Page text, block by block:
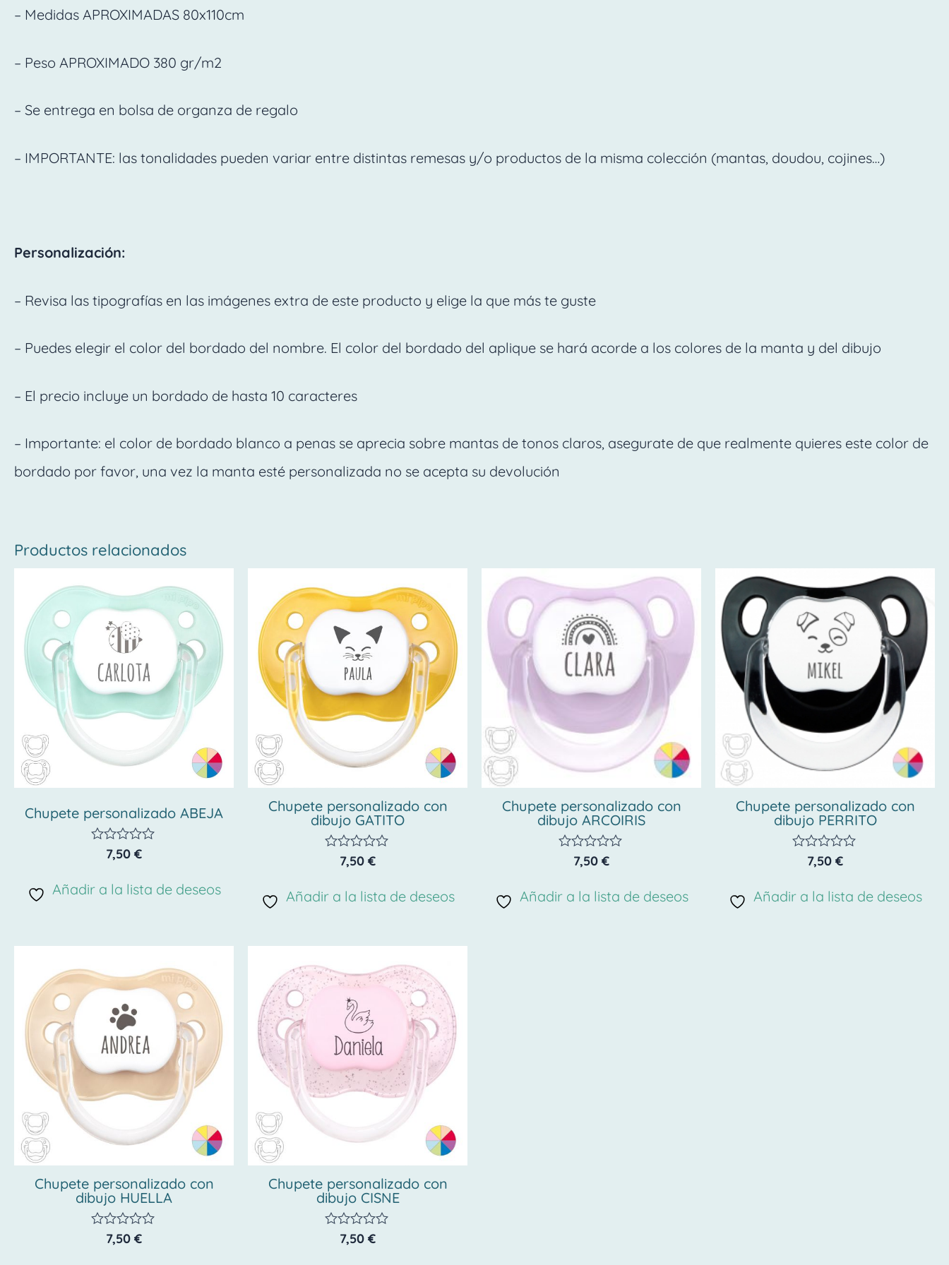
– Medidas APROXIMADAS 80x110cm
– Peso APROXIMADO 380 gr/m2
– Se entrega en bolsa de organza de regalo
– IMPORTANTE: las tonalidades pueden variar entre distintas remesas y/o productos de la misma colección (mantas, doudou, cojines…)
Personalización:
– Revisa las tipografías en las imágenes extra de este producto y elige la que más te guste
– Puedes elegir el color del bordado del nombre. El color del bordado del aplique se hará acorde a los colores de la manta y del dibujo
– El precio incluye un bordado de hasta 10 caracteres
– Importante: el color de bordado blanco a penas se aprecia sobre mantas de tonos claros, asegurate de que realmente quieres este color de
bordado por favor, una vez la manta esté personalizada no se acepta su devolución
Productos relacionados
Chupete personalizado ABEJA
Valorado
de
7,50 €
Añadir a la lista de deseos
Chupete personalizado con
dibujo GATITO
Valorado
de
7,50 €
Añadir a la lista de deseos
Chupete personalizado con
dibujo ARCOIRIS
Valorado
de
7,50 €
Añadir a la lista de deseos
Chupete personalizado con
dibujo PERRITO
Valorado
de
7,50 €
Añadir a la lista de deseos
Chupete personalizado con
dibujo HUELLA
Valorado
7,50 €
Chupete personalizado con
dibujo CISNE
Valorado
7,50 €